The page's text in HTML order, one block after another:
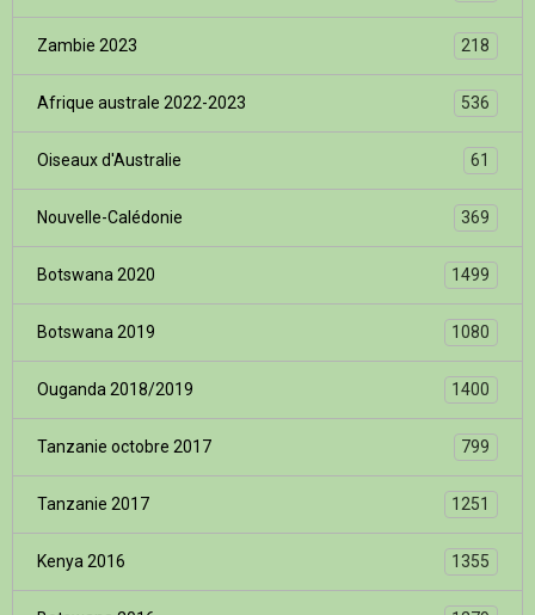
Zambie 2023 218
Afrique australe 2022-2023 536
Oiseaux d'Australie 61
Nouvelle-Calédonie 369
Botswana 2020 1499
Botswana 2019 1080
Ouganda 2018/2019 1400
Tanzanie octobre 2017 799
Tanzanie 2017 1251
Kenya 2016 1355